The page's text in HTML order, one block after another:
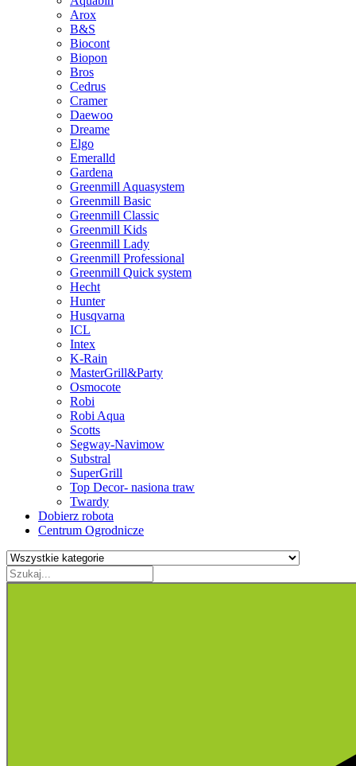
Arox
B&S
Biocont
Biopon
Bros
Cedrus
Cramer
Daewoo
Dreame
Elgo
Emeralld
Gardena
Greenmill Aquasystem
Greenmill Basic
Greenmill Classic
Greenmill Kids
Greenmill Lady
Greenmill Professional
Greenmill Quick system
Hecht
Hunter
Husqvarna
ICL
Intex
K-Rain
MasterGrill&Party
Osmocote
Robi
Robi Aqua
Scotts
Segway-Navimow
Substral
SuperGrill
Top Decor- nasiona traw
Twardy
Dobierz robota
Centrum Ogrodnicze